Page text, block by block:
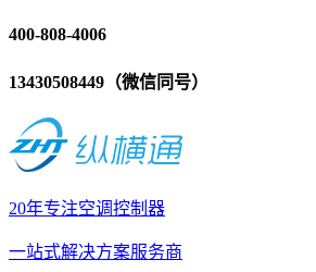
400-808-4006
13430508449（微信同号）
20年专注空调控制器
一站式解决方案服务商